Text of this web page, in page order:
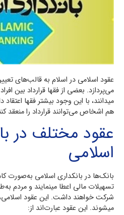
عقود اسلامی در اسلام به قالب‌های
می‌پردازد. بعضی از فقها قرارداد بین
میدانند، با این وجود بیشتر فقها
هم اشخاص می‌توانند قرارداد را منعقد
عقود مختلف در
اسلامی
بانک‌ها در بانکداری اسلامی به‌صورت
تسهیلات مالی اعطا مینمایند و مردم
شرکت خواهند داشت. این عقود
میشوند. این عقود عبارت‌اند از: